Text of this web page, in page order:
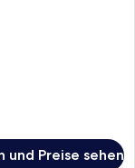
und Preise sehen